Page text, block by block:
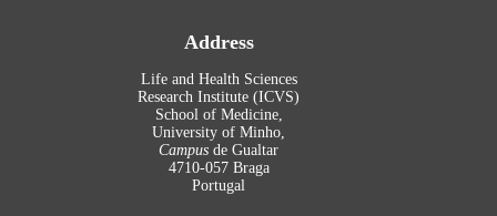
Address
Life and Health Sciences
Research Institute (ICVS)
School of Medicine,
University of Minho,
Campus de Gualtar
4710-057 Braga
Portugal